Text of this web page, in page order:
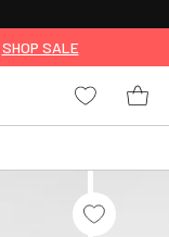
SHOP SALE